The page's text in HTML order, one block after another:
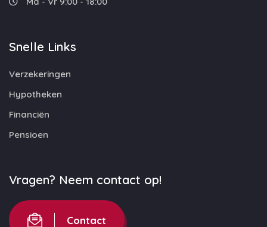
Snelle Links
Verzekeringen
Hypotheken
Financiën
Pensioen
Vragen? Neem contact op!
Contact